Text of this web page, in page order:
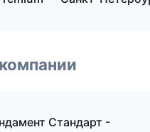
Стандарт -